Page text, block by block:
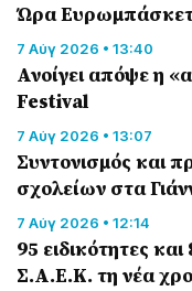
Ώρα Ευρωμπάσκετ
7 Αύγ 2026 • 13:40
Ανοίγει απόψε η
Festival
7 Αύγ 2026 • 13:07
Συντονισμός και
σχολείων στα
7 Αύγ 2026 • 12:14
95 ειδικότητες
Σ.Α.Ε.Κ. τη νέα